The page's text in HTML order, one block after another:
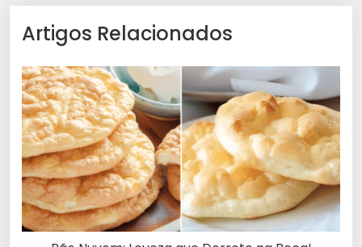
Artigos Relacionados